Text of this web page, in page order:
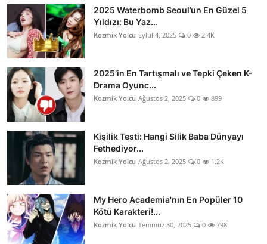
2025 Waterbomb Seoul’un En Güzel 5
Yıldızı: Bu Yaz...
Kozmik Yolcu Eylül 4, 2025 0 2.4K
2025’in En Tartışmalı ve Tepki Çeken K-
Drama Oyunc...
Kozmik Yolcu Ağustos 2, 2025 0 899
Kişilik Testi: Hangi Silik Baba Dünyayı
Fethediyor...
Kozmik Yolcu Ağustos 2, 2025 0 1.2K
My Hero Academia'nın En Popüler 10
Kötü Karakteri!...
Kozmik Yolcu Temmuz 30, 2025 0 798